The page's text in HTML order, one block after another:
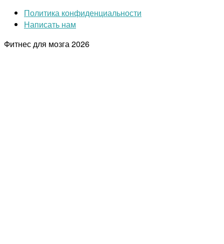
Политика конфиденциальности
Написать нам
Фитнес для мозга2026